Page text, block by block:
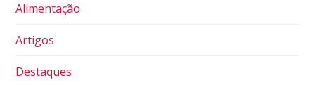
Alimentação
Artigos
Destaques